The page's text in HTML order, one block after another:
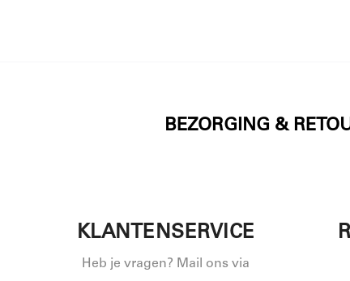
BEZORGING &
KLANTENSERVICE
Heb je vragen? Mail ons via